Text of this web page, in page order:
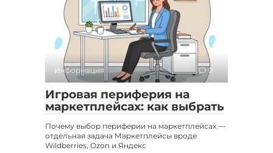
Информация 0
Игровая периферия на
маркетплейсах: как выбрать
Почему выбор периферии на маркетплейсах —
отдельная задача Маркетплейсы вроде
Wildberries, Ozon и Яндекс